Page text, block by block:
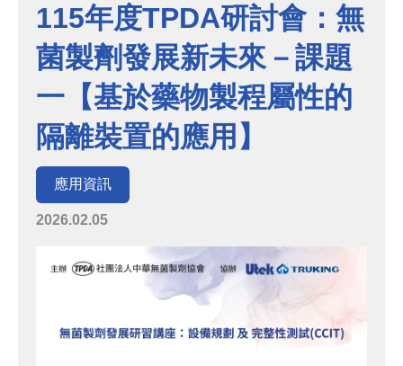
115年度TPDA研討會：無
菌製劑發展新未來－課題
一【基於藥物製程屬性的
隔離裝置的應用】
應用資訊
2026.02.05